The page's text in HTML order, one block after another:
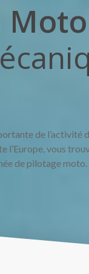
Moto
de l’activité
l’Europe, vous
de pilotage moto.